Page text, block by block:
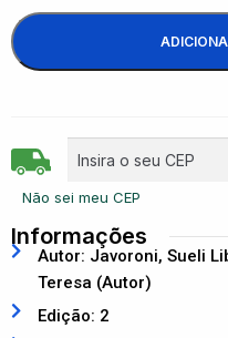
Não sei meu CEP
Informações
Autor: Javoroni, Sueli
Teresa (Autor)
Edição: 2